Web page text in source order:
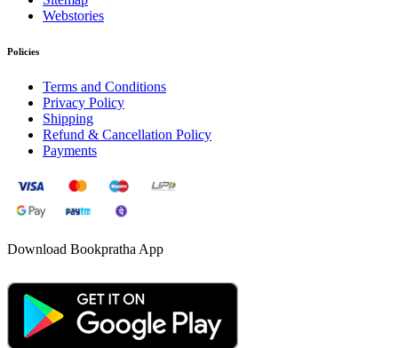
Webstories
Policies
Terms and Conditions
Privacy Policy
Shipping
Refund & Cancellation Policy
Payments
Download Bookpratha App